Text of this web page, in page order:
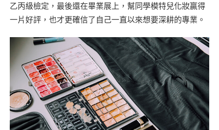
乙丙級檢定，最後還在畢業展上，幫同學模特兒化妝贏得
一片好評，也才更確信了自己一直以來想要深耕的專業。